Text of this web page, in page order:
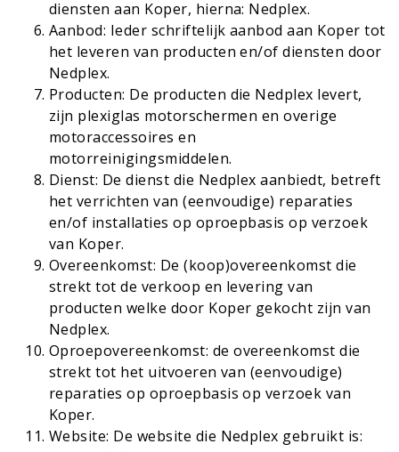
diensten aan Koper, hierna: Nedplex.
Aanbod: Ieder schriftelijk aanbod aan Koper tot
het leveren van producten en/of diensten door
Nedplex.
Producten: De producten die Nedplex levert,
zijn plexiglas motorschermen en overige
motoraccessoires en
motorreinigingsmiddelen.
Dienst: De dienst die Nedplex aanbiedt, betreft
het verrichten van (eenvoudige) reparaties
en/of installaties op oproepbasis op verzoek
van Koper.
Overeenkomst: De (koop)overeenkomst die
strekt tot de verkoop en levering van
producten welke door Koper gekocht zijn van
Nedplex.
Oproepovereenkomst: de overeenkomst die
strekt tot het uitvoeren van (eenvoudige)
reparaties op oproepbasis op verzoek van
Koper.
Website: De website die Nedplex gebruikt is: